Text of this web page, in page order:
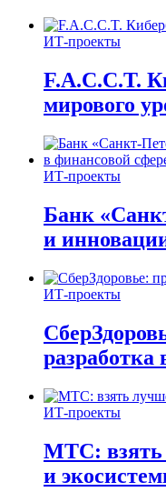
ИТ-проекты
F.A.C.C.T.
мирового
ИТ-проекты
Банк
и
ИТ-проекты
разработка
ИТ-проекты
МТС: взять
и